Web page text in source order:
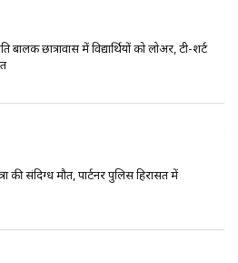
छात्रावास में विद्यार्थियों को लोअर, टी-शर्ट
की संदिग्ध मौत, पार्टनर पुलिस हिरासत में